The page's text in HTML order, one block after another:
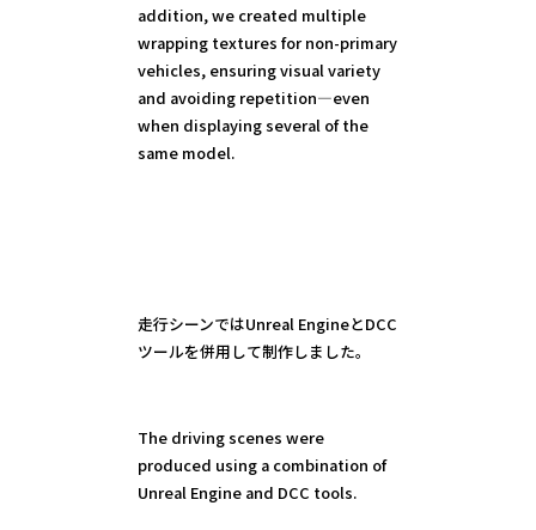
addition, we created multiple
wrapping textures for non-primary
vehicles, ensuring visual variety
and avoiding repetition—even
when displaying several of the
same model.
走行シーンではUnreal EngineとDCC
ツールを併用して制作しました。
The driving scenes were
produced using a combination of
Unreal Engine and DCC tools.